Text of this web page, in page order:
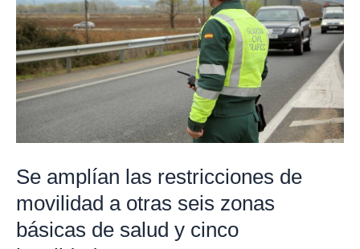
Se amplían las restricciones de
movilidad a otras seis zonas
básicas de salud y cinco
las
restricciones
de
movilidad
a
seis
zonas
básicas
de
salud